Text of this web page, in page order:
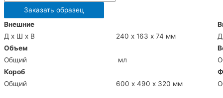
Заказать образец
Внешние
Д х Ш х В
240 х 163 х 74 мм
Объем
Общий
мл
Короб
Общий
600 х 490 х 320 мм